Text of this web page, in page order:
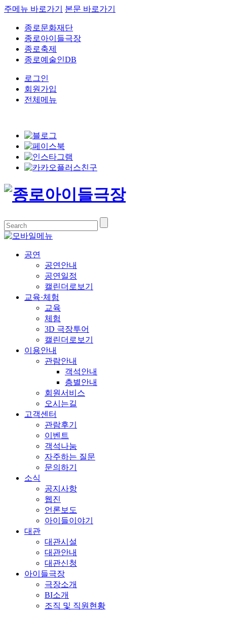
주메뉴 바로가기 본문 바로가기
종로문화재단
종로아이들극장
종로축제
종로예술인DB
로그인
회원가입
전체메뉴
공연
공연안내
공연일정
캘린더로보기
교육·체험
교육
체험
3D 극장투어
캘린더로보기
이용안내
관람안내
객석안내
층별안내
회원서비스
오시는길
고객센터
관람후기
이벤트
객석나눔
자주하는 질문
문의하기
소식
공지사항
웹진
언론보도
아이들이야기
대관
대관시설
대관안내
대관신청
아이들극장
극장소개
BI소개
조직 및 직원현황